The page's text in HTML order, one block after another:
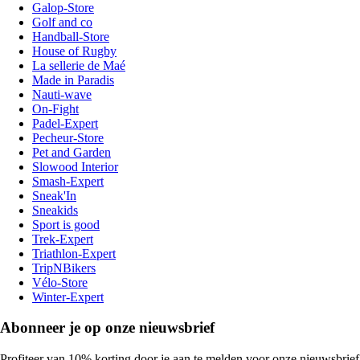
Galop-Store
Golf and co
Handball-Store
House of Rugby
La sellerie de Maé
Made in Paradis
Nauti-wave
On-Fight
Padel-Expert
Pecheur-Store
Pet and Garden
Slowood Interior
Smash-Expert
Sneak'In
Sneakids
Sport is good
Trek-Expert
Triathlon-Expert
TripNBikers
Vélo-Store
Winter-Expert
Abonneer je op onze nieuwsbrief